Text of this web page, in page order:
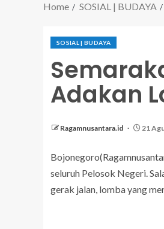
Home SOSIAL | BUDAYA
SOSIAL | BUDAYA
Adakan
Ragamnusantara.id 21
seluruh Pelosok Negeri.
gerak jalan, lomba yang